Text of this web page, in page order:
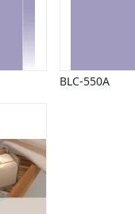
BLC-550A